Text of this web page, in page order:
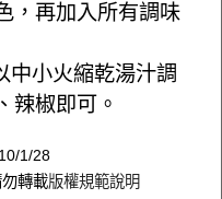
，再加入所有調味
中小火縮乾湯汁調
辣椒即可。
1/28
轉載版權規範說明